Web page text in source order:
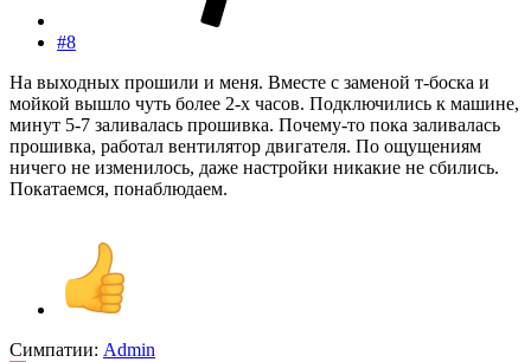
#8
На выходных прошили и меня. Вместе с заменой т-боска и
мойкой вышло чуть более 2-х часов. Подключились к машине,
минут 5-7 заливалась прошивка. Почему-то пока заливалась
прошивка, работал вентилятор двигателя. По ощущениям
ничего не изменилось, даже настройки никакие не сбились.
Покатаемся, понаблюдаем.
Симпатии: Admin